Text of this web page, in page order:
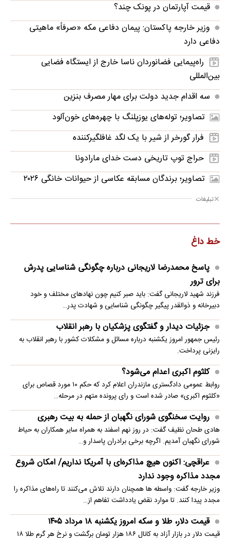
قیمت آپارتمان در پونک چند؟
وزیر خارجه پاکستان: پیمان دفاعی مکه «صرفاً» ماهیتی
دفاعی دارد
راه‌پیمایی فضانوردان ناسا خارج از ایستگاه فضایی
بین‌المللی
سه اقدام جدید دولت برای مهار مصرف بنزین
تصاویر؛ توله‌های یوزپلنگ با چهره‌های خون‌آلود
فرار گورخر از شیر با یک لگد غافلگیرکننده
حراج توپ تاریخی دست خدای مارادونا
تصاویر؛ برندگان مسابقه عکاسی از حیوانات خانگی ۲۰۲۶
تبلیغات
خط داغ
پاسخ محمدرضا لاریجانی درباره چگونگی شناسایی پدرش
برای ترور
فرزند شهید لاریجانی گفت: باید صبر کنیم چون نهادهای مختلف و خود
دبیرخانه و ذوالقدر پیگیر چگونگی شناسایی و شهادت پدر…
جزئیات دیدار و گفتگوی پزشکیان با رهبر انقلاب
رئیس جمهور امروز یکشنبه درباره مسائل و مشکلات کشور با رهبر انقلاب به
رایزنی پرداخت.
کلثوم اکبری اعدام می‌شود؟
روابط عمومی دادگستری مازندران اعلام کرد که حکم ۱۰ مورد قصاص برای
«کلثوم اکبری» صادر شده است و رای پرونده متهم در مرحله…
روایت سخنگوی شورای نگهبان از حمله به بیت رهبری
هادی طحان نظیف گفت: در روز نهم اسفند به همراه سایر همکاران به حیاط
شورای نگهبان آمدیم. اگرچه برخی برادران پاسدار و…
عراقچی: اکنون هیچ مذاکره‌ای با آمریکا نداریم/ امکان شروع
مجدد مذاکره وجود ندارد
وزیر خارجه گفت: واسطه ها همچنان دارند تلاش می‌کنند تا راه‌های مذاکره را
مجدد پیدا کنند. تا موارد نقض یادداشت تفاهم از…
قیمت دلار، طلا و سکه امروز یکشنبه ۱۸ مرداد ۱۴۰۵
قیمت دلار در بازار آزاد به کانال ۱۸۶ هزار تومان برگشت و نرخ هر گرم طلا ۱۸